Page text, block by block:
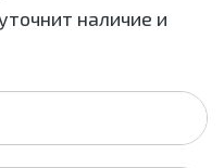
наличие и